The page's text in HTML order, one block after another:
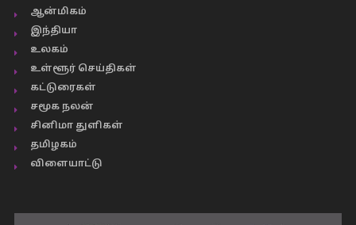
ஆன்மிகம்
இந்தியா
உலகம்
உள்ளூர் செய்திகள்
கட்டுரைகள்
சமூக நலன்
சினிமா துளிகள்
தமிழகம்
விளையாட்டு